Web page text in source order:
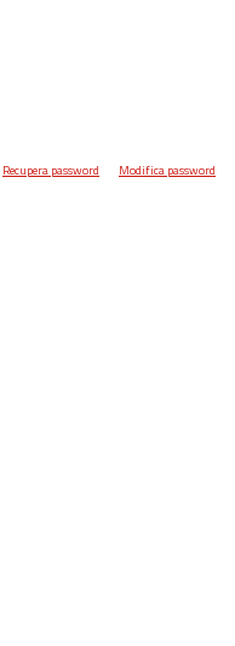
Recupera password Modifica password